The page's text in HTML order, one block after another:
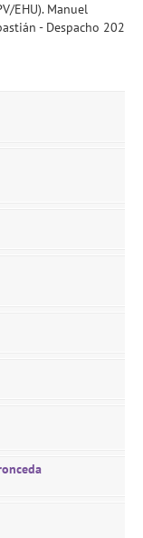
EHU). Manuel
- Despacho 202